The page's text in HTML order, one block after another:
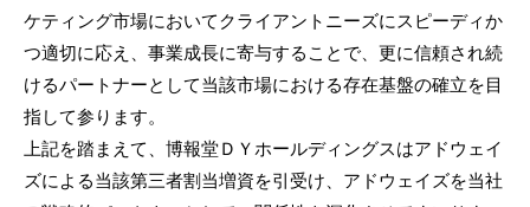
ケティング市場においてクライアントニーズにスピーディか
つ適切に応え、事業成長に寄与することで、更に信頼され続
けるパートナーとして当該市場における存在基盤の確立を目
指して参ります。
上記を踏まえて、博報堂ＤＹホールディングスはアドウェイ
ズによる当該第三者割当増資を引受け、アドウェイズを当社